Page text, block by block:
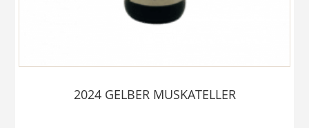
2024 GELBER MUSKATELLER